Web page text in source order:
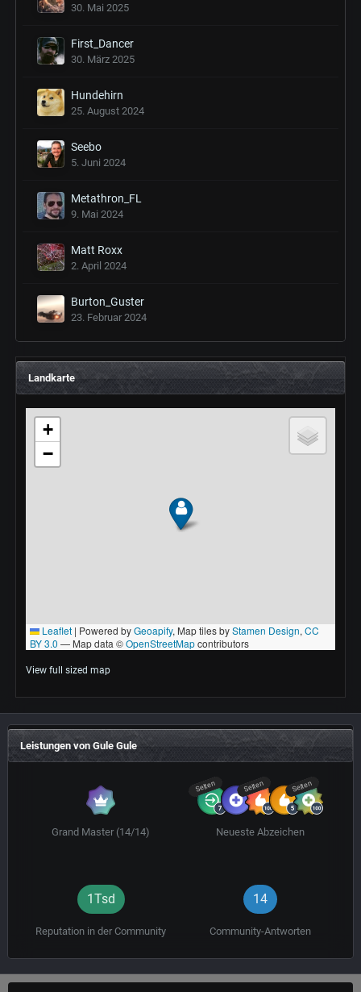
30. Mai 2025
First_Dancer
30. März 2025
Hundehirn
25. August 2024
Seebo
5. Juni 2024
Metathron_FL
9. Mai 2024
Matt Roxx
2. April 2024
Burton_Guster
23. Februar 2024
Landkarte
View full sized map
Leistungen von Gule Gule
Grand Master (14/14)
Selten Selten Selten
Neueste Abzeichen
1Tsd
Reputation in der Community
14
Community-Antworten